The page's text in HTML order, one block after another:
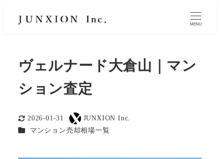
MENU
ヴェルナード大倉山｜マン
ション査定
更新日
2026-01-31
著
者
JUNXION Inc.
カテゴリー
マンション売却相場一覧